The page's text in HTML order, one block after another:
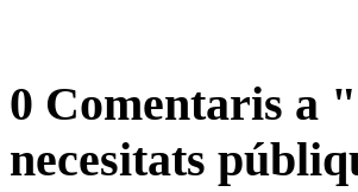
0 Comentaris a
necesitats